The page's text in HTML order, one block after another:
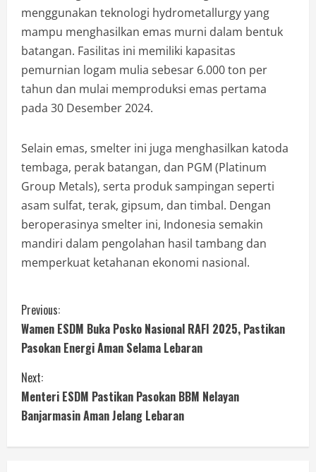
menggunakan teknologi hydrometallurgy yang
mampu menghasilkan emas murni dalam bentuk
batangan. Fasilitas ini memiliki kapasitas
pemurnian logam mulia sebesar 6.000 ton per
tahun dan mulai memproduksi emas pertama
pada 30 Desember 2024.
Selain emas, smelter ini juga menghasilkan katoda
tembaga, perak batangan, dan PGM (Platinum
Group Metals), serta produk sampingan seperti
asam sulfat, terak, gipsum, dan timbal. Dengan
beroperasinya smelter ini, Indonesia semakin
mandiri dalam pengolahan hasil tambang dan
memperkuat ketahanan ekonomi nasional.
Previous:
Wamen ESDM Buka Posko Nasional RAFI 2025, Pastikan
Pasokan Energi Aman Selama Lebaran
Next:
Menteri ESDM Pastikan Pasokan BBM Nelayan
Banjarmasin Aman Jelang Lebaran